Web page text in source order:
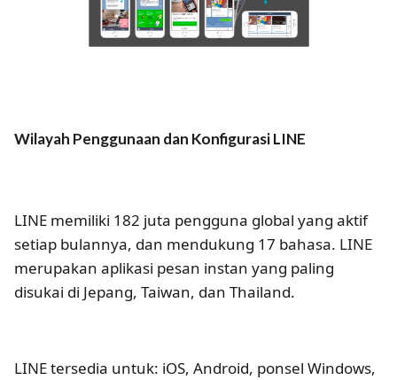
Wilayah Penggunaan dan Konfigurasi LINE
LINE memiliki 182 juta pengguna global yang aktif
setiap bulannya, dan mendukung 17 bahasa. LINE
merupakan aplikasi pesan instan yang paling
disukai di Jepang, Taiwan, dan Thailand.
LINE tersedia untuk: iOS, Android, ponsel Windows,